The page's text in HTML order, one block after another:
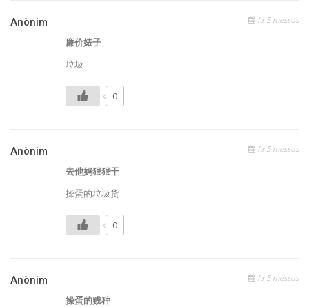
Anònim fa 5 messos
廉价婊子
垃圾
0
Anònim fa 5 messos
去他妈狠狠干
操蛋的垃圾货
0
Anònim fa 5 messos
操蛋的贱种